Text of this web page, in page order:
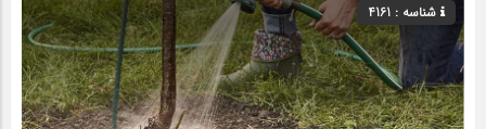
شناسه : 4161